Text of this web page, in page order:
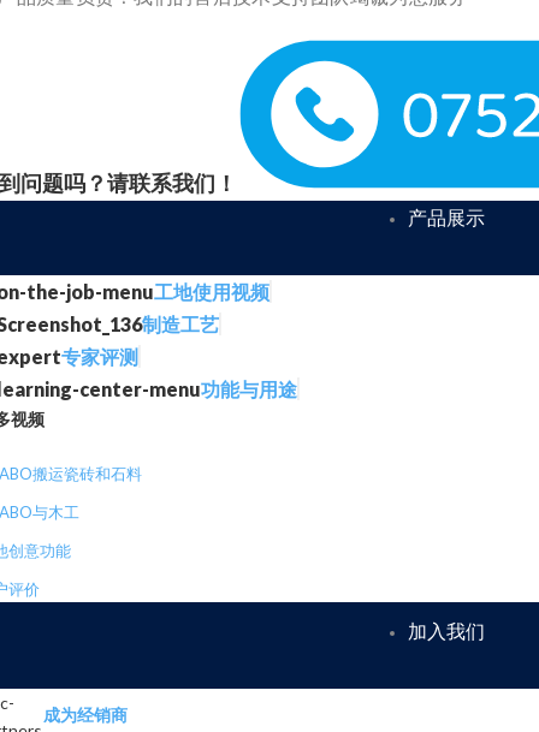
问题吗？请联系我们！
产品展示
工地使用视频
制造工艺
专家评测
功能与用途
视频
搬运瓷砖和石料
与木工
创意功能
评价
加入我们
成为经销商